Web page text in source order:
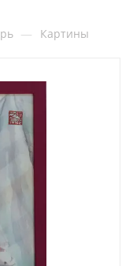
— Картины